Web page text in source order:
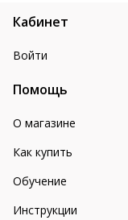
Кабинет
Войти
Помощь
О магазине
Как купить
Обучение
Инструкции